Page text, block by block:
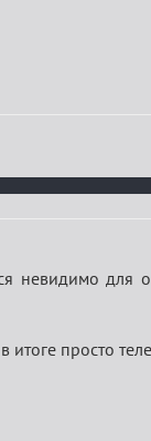
невидимо для
итоге просто